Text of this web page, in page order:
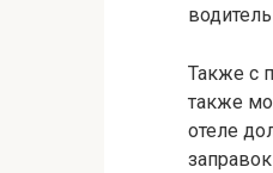
Также с
также
отеле